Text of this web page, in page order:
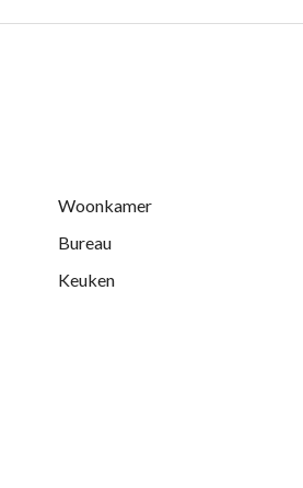
Woonkamer
Bureau
Keuken